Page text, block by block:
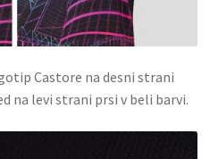
Castore na desni strani
na levi strani prsi v beli barvi.